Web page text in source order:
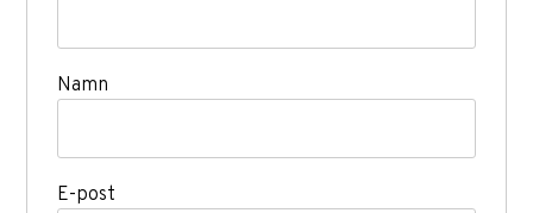
Namn
E-post